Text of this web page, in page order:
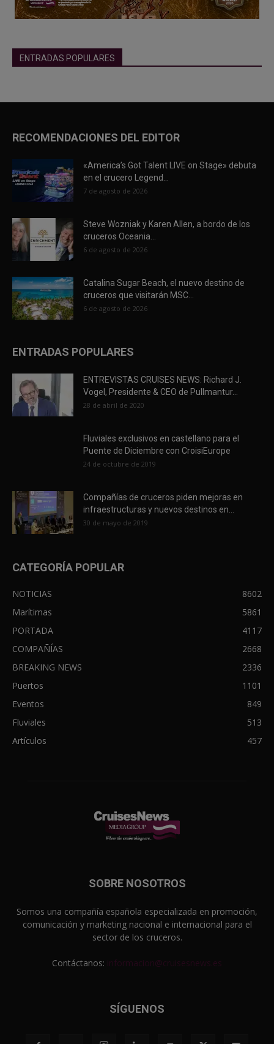
ENTRADAS POPULARES
RECOMENDACIONES DEL EDITOR
«America’s Got Talent LIVE on Stage» debuta
en el crucero Legend...
7 de agosto de 2026
Steve Wozniak y Karen Allen, a bordo de los
cruceros Oceania...
6 de agosto de 2026
Catalina Sugar Beach, el nuevo destino de
cruceros que visitarán MSC...
6 de agosto de 2026
ENTRADAS POPULARES
ENTREVISTAS CRUISES NEWS: Richard J.
Vogel, Presidente & CEO de Pullmantur...
28 de abril de 2020
Fluviales exclusivos en castellano para el
Puente de Diciembre con CroisiEurope
24 de octubre de 2019
Compañías de cruceros piden mejoras en
infraestructuras y nuevos destinos en...
30 de mayo de 2019
CATEGORÍA POPULAR
NOTICIAS
8602
Marítimas
5861
PORTADA
4117
COMPAÑÍAS
2668
BREAKING NEWS
2336
Puertos
1101
Eventos
849
Fluviales
513
Artículos
457
SOBRE NOSOTROS
Somos una compañía española especializada en promoción,
comunicación y marketing nacional e internacional para el
sector de los cruceros.
Contáctanos: informacion@cruisesnews.es
SÍGUENOS